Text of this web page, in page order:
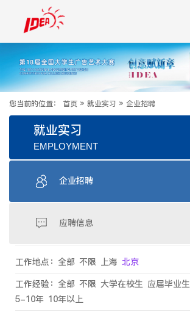
您当前的位置： 首页 » 就业实习 » 企业招聘
就业实习
EMPLOYMENT
企业招聘
应聘信息
工作地点： 全部 不限 上海 北京
工作经验： 全部 不限 大学在校生 应届毕业生
5-10年 10年以上